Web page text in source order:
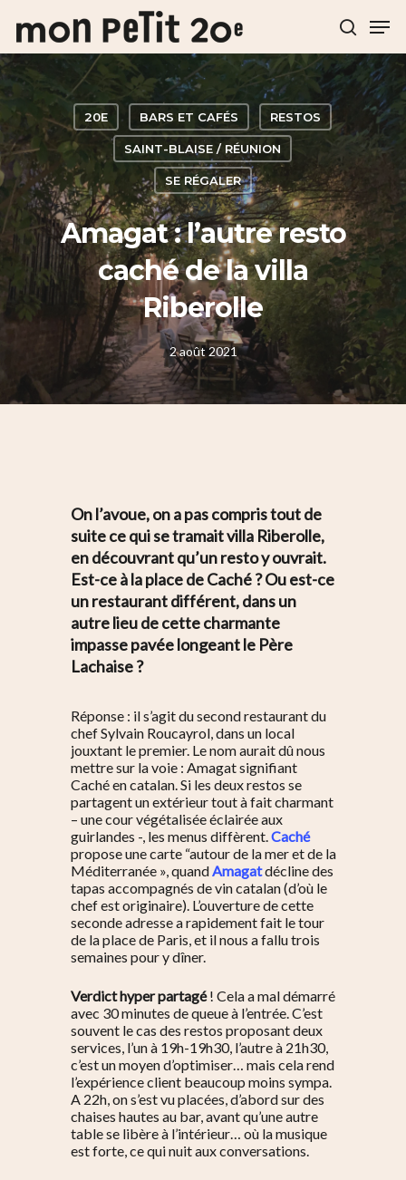
Hit enter to search or ESC to close
20E BARS ET CAFÉS RESTOS
SAINT-BLAISE / RÉUNION
SE RÉGALER
Amagat : l’autre resto
caché de la villa
Riberolle
2 août 2021
On l’avoue, on a pas compris tout de
suite ce qui se tramait villa Riberolle,
en découvrant qu’un resto y ouvrait.
Est-ce à la place de Caché ? Ou est-ce
un restaurant différent, dans un
autre lieu de cette charmante
impasse pavée longeant le Père
Lachaise ?
Réponse : il s’agit du second restaurant du
chef Sylvain Roucayrol, dans un local
jouxtant le premier. Le nom aurait dû nous
mettre sur la voie : Amagat signifiant
Caché en catalan.Si les deux restos se
partagent un extérieur tout à fait charmant
– une cour végétalisée éclairée aux
guirlandes -, les menus diffèrent.Caché
propose une carte “autour de la mer et de la
Méditerranée », quandAmagatdécline des
tapas accompagnés de vin catalan (d’où le
chef est originaire). L’ouverture de cette
seconde adresse a rapidement fait le tour
de la place de Paris, et il nous a fallu trois
semaines pour y dîner.
Verdict hyper partagé! Cela a mal démarré
avec 30 minutes de queue à l’entrée. C’est
souvent le cas des restos proposant deux
services, l’un à 19h-19h30, l’autre à 21h30,
c’est un moyen d’optimiser… mais cela rend
l’expérience client beaucoup moins sympa.
A 22h, on s’est vu placées, d’abord sur des
chaises hautes au bar, avant qu’une autre
table se libère à l’intérieur… où la musique
est forte, ce qui nuit aux conversations.